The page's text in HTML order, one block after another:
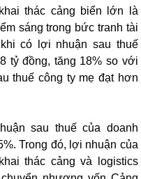
thác cảng biển lớn là
sáng trong bức tranh tài
có lợi nhuận sau thuế
tỷ đồng, tăng 18% so với
thuế công ty mẹ đạt hơn
sau thuế của doanh
Trong đó, lợi nhuận của
thác cảng và logistics